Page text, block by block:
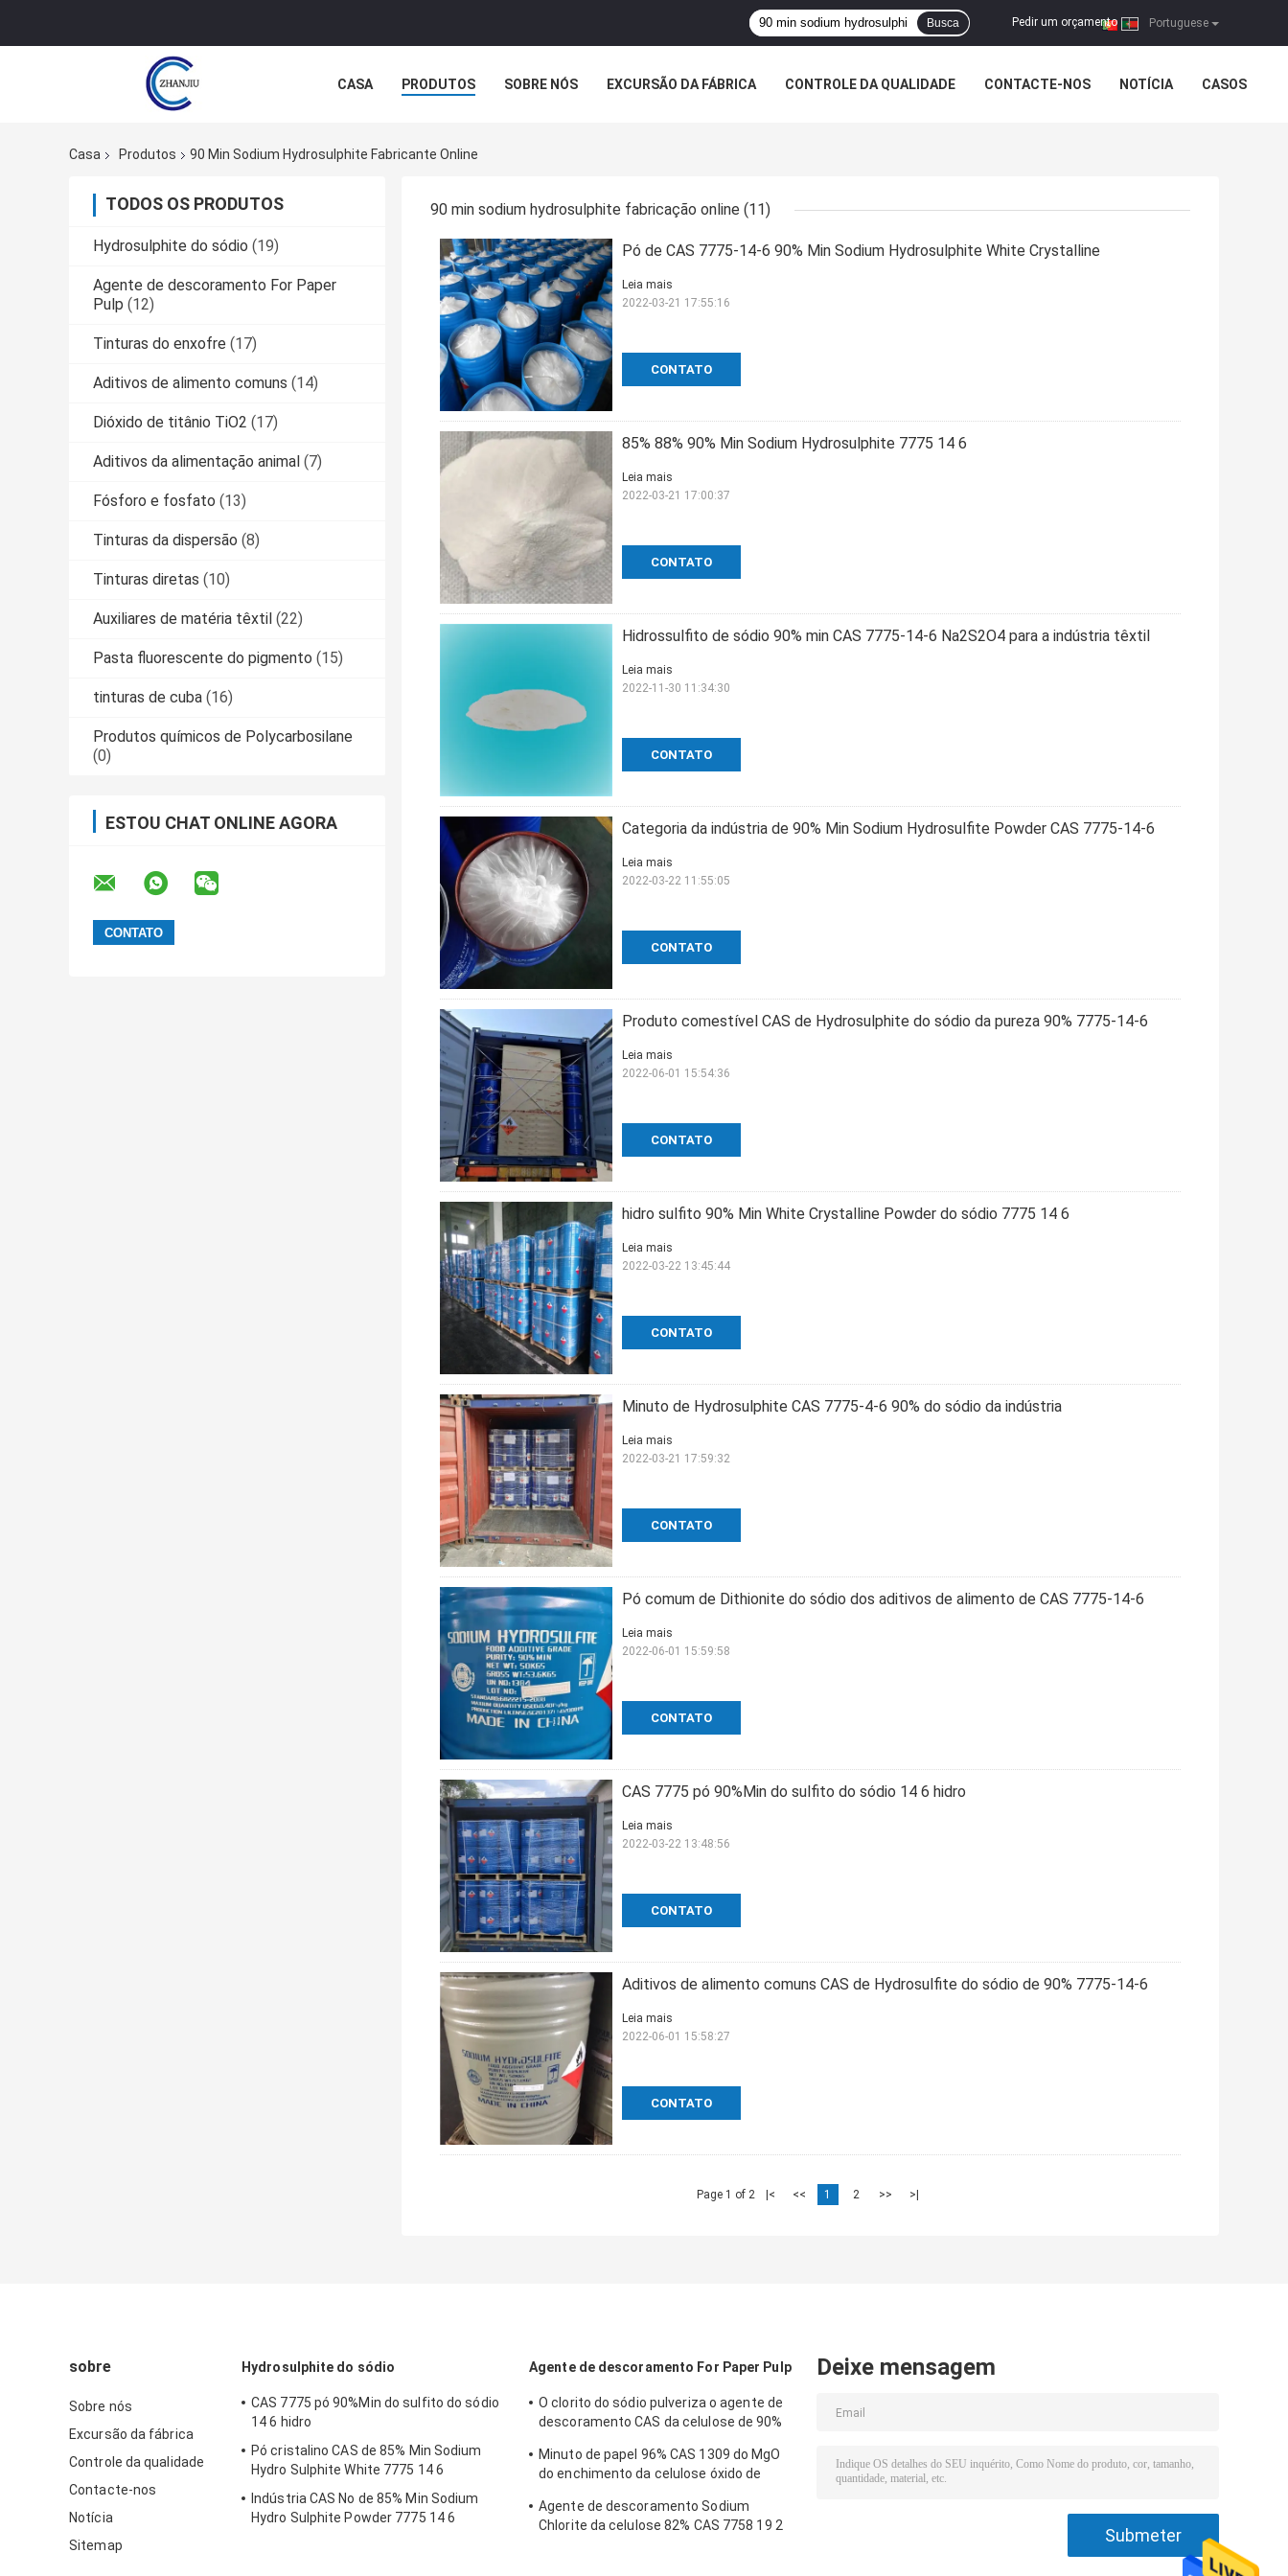
Portuguese
Pedir um orçamento |
Busca
CASA PRODUTOS SOBRE NÓS EXCURSÃO DA FÁBRICA CONTROLE DA QUALIDADE CONTACTE-NOS NOTÍCIA CASOS
Casa Produtos 90 Min Sodium Hydrosulphite Fabricante Online
TODOS OS PRODUTOS
Hydrosulphite do sódio (19)
Agente de descoramento For Paper
Pulp (12)
Tinturas do enxofre (17)
Aditivos de alimento comuns (14)
Dióxido de titânio TiO2 (17)
Aditivos da alimentação animal (7)
Fósforo e fosfato (13)
Tinturas da dispersão (8)
Tinturas diretas (10)
Auxiliares de matéria têxtil (22)
Pasta fluorescente do pigmento (15)
tinturas de cuba (16)
Produtos químicos de Polycarbosilane
(0)
ESTOU CHAT ONLINE AGORA
90 min sodium hydrosulphite fabricação online (11)
Pó de CAS 7775-14-6 90% Min Sodium Hydrosulphite White Crystalline
CONTATO
Leia mais
2022-03-21 17:55:16
85% 88% 90% Min Sodium Hydrosulphite 7775 14 6
CONTATO
Leia mais
2022-03-21 17:00:37
Hidrossulfito de sódio 90% min CAS 7775-14-6 Na2S2O4 para a indústria têxtil
CONTATO
Leia mais
2022-11-30 11:34:30
Categoria da indústria de 90% Min Sodium Hydrosulfite Powder CAS 7775-14-6
CONTATO
Leia mais
2022-03-22 11:55:05
Produto comestível CAS de Hydrosulphite do sódio da pureza 90% 7775-14-6
CONTATO
Leia mais
2022-06-01 15:54:36
hidro sulfito 90% Min White Crystalline Powder do sódio 7775 14 6
CONTATO
Leia mais
2022-03-22 13:45:44
Minuto de Hydrosulphite CAS 7775-4-6 90% do sódio da indústria
CONTATO
Leia mais
2022-03-21 17:59:32
Pó comum de Dithionite do sódio dos aditivos de alimento de CAS 7775-14-6
CONTATO
Leia mais
2022-06-01 15:59:58
CAS 7775 pó 90%Min do sulfito do sódio 14 6 hidro
CONTATO
Leia mais
2022-03-22 13:48:56
Aditivos de alimento comuns CAS de Hydrosulfite do sódio de 90% 7775-14-6
CONTATO
Leia mais
2022-06-01 15:58:27
Page 1 of 2 |< << 1 2 >> >|
sobre
Sobre nós
Excursão da fábrica
Controle da qualidade
Contacte-nos
Notícia
Sitemap
Hydrosulphite do sódio
CAS 7775 pó 90%Min do sulfito do sódio
14 6 hidro
Pó cristalino CAS de 85% Min Sodium
Hydro Sulphite White 7775 14 6
Indústria CAS No de 85% Min Sodium
Hydro Sulphite Powder 7775 14 6
Agente de descoramento For Paper Pulp
O clorito do sódio pulveriza o agente de
descoramento CAS da celulose de 90%
Minuto de papel 96% CAS 1309 do MgO
do enchimento da celulose óxido de
Agente de descoramento Sodium
Chlorite da celulose 82% CAS 7758 19 2
Deixe mensagem